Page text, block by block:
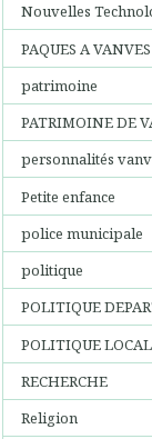
Nouvelles
PAQUES A VANVES
patrimoine
PATRIMOINE DE
personnalités
Petite enfance
police municipale
politique
POLITIQUE
POLITIQUE
RECHERCHE
Religion